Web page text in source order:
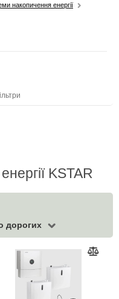
накопичення енергії
KSTAR
дорогих